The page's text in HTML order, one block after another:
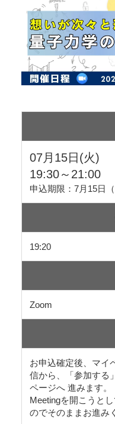
07月15日(火)
19:30～21:00
申込期限：7月15日
19:20
Zoom
お申込確定後、マイ
信から、「参加する
ページへ 進みます
Meetingを開こうと
のでそのままお進み